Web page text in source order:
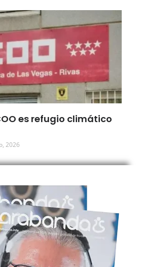
es refugio climático
2026